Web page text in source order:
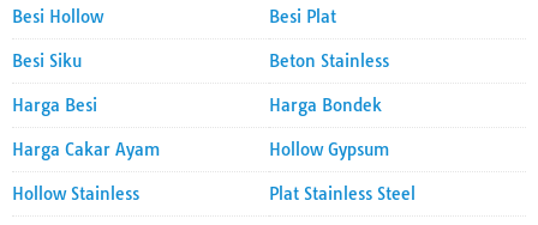
Besi Hollow Besi Plat
Besi Siku Beton Stainless
Harga Besi Harga Bondek
Harga Cakar Ayam Hollow Gypsum
Hollow Stainless Plat Stainless Steel